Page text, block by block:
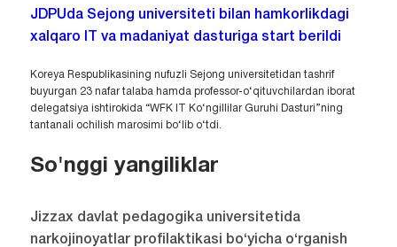
JDPUda Sejong universiteti bilan hamkorlikdagi
xalqaro IT va madaniyat dasturiga start berildi
Koreya Respublikasining nufuzli Sejong universitetidan tashrif
buyurgan 23 nafar talaba hamda professor-o‘qituvchilardan iborat
delegatsiya ishtirokida “WFK IT Ko‘ngillilar Guruhi Dasturi”ning
tantanali ochilish marosimi bo‘lib o‘tdi.
So'nggi yangiliklar
Jizzax davlat pedagogika universitetida
narkojinoyatlar profilaktikasi bo‘yicha o‘rganish